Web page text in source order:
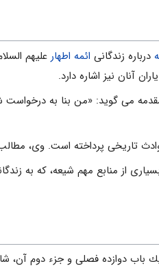
درباره زندگانی ائمه اطهار علیهم
آنان نیز اشاره دارد.
می گوید: «من بنا به درخواست
تاریخی پرداخته است. وى، مطالب
از منابع مهم شیعه، كه به
دوازده فصلى و جزء دوم آن،